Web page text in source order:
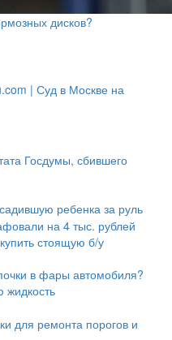
дисков?
| Суд в Москве на
Госдумы, сбившего
ребенка за руль
на 4 тыс. рублей
стоящую б/у
в фары автомобиля?
жидкость
для ремонта порогов и